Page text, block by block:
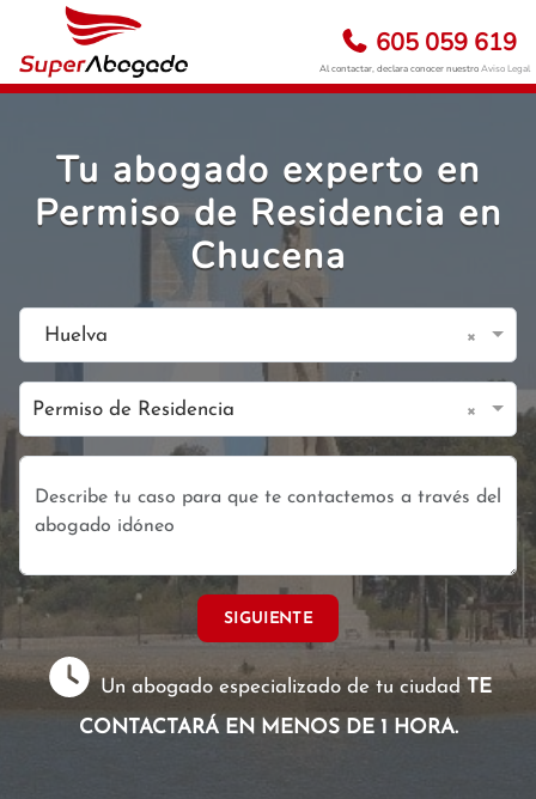
605 059 619
Al contactar, declara conocer nuestroAviso Legal
Tu abogado experto en
Permiso de Residencia en
Chucena
Huelva ×
Permiso de Residencia ×
SIGUIENTE
Un abogado especializado de tu ciudad TE
CONTACTARÁ EN MENOS DE 1 HORA.